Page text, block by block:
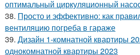
оптимальный циркуляционный
38. Просто и эффективно: как
вентиляцию погреба в гараже
39. Дизайн 1-комнатной квартиры
однокомнатной квартиры 2023